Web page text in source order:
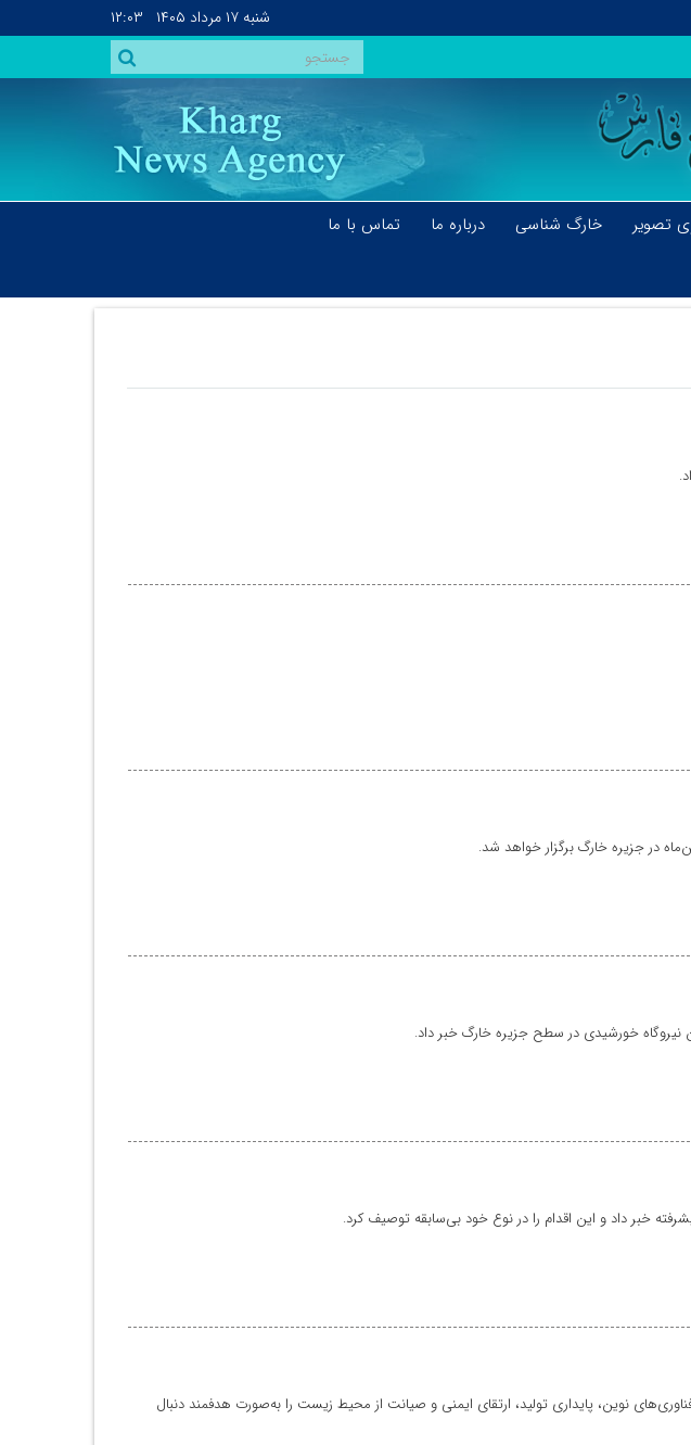
شنبه ۱۷ مرداد ۱۴۰۵ ۱۲:۰۳
تصویر خارگ شناسی درباره ما
تماس با ما
خبر داد و این اقدام را در نوع خود بی‌سابقه توصیف کرد.
عملیاتی و بهره‌گیری از فناوری‌های نوین، پایداری تولید، ارتقای ایمنی و صیانت از محیط زیست را به‌صورت هدفمند دنبال